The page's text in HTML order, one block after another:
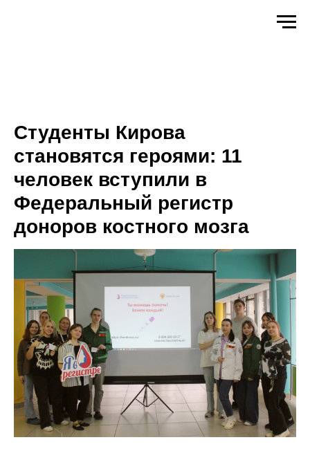
Студенты Кирова
становятся героями: 11
человек вступили в
Федеральный регистр
доноров костного мозга